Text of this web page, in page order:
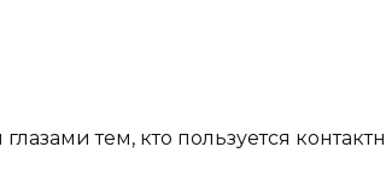
тем, кто пользуется